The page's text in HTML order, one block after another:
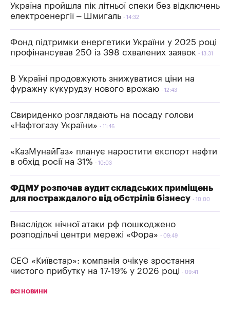
Україна пройшла пік літньої спеки без відключень
електроенергії – Шмигаль
14:32
Фонд підтримки енергетики України у 2025 році
профінансував 250 із 398 схвалених заявок
13:31
В Україні продовжують знижуватися ціни на
фуражну кукурудзу нового врожаю
12:43
Свириденко розглядають на посаду голови
«Нафтогазу України»
11:46
«КазМунайГаз» планує наростити експорт нафти
в обхід росії на 31%
10:03
ФДМУ розпочав аудит складських приміщень
для постраждалого від обстрілів бізнесу
10:00
Внаслідок нічної атаки рф пошкоджено
розподільчі центри мережі «Фора»
09:49
СЕО «Київстар»: компанія очікує зростання
чистого прибутку на 17-19% у 2026 році
09:41
ВСІ НОВИНИ